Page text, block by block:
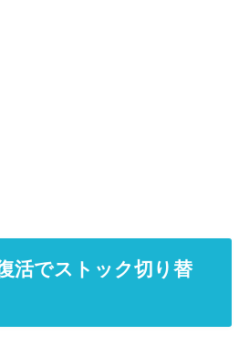
活でストック切り替